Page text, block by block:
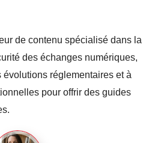
de contenu spécialisé dans la
des échanges numériques,
évolutions réglementaires et à
pour offrir des guides